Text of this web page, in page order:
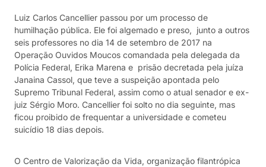
Luiz Carlos Cancellier passou por um processo de
humilhação pública. Ele foi algemado e preso, junto a outros
seis professores no dia 14 de setembro de 2017 na
Operação Ouvidos Moucos comandada pela delegada da
Polícia Federal, Erika Marena e prisão decretada pela juíza
Janaina Cassol, que teve a suspeição apontada pelo
Supremo Tribunal Federal, assim como o atual senador e ex-
juiz Sérgio Moro. Cancellier foi solto no dia seguinte, mas
ficou proibido de frequentar a universidade e cometeu
suicídio 18 dias depois.
O Centro de Valorização da Vida, organização filantrópica